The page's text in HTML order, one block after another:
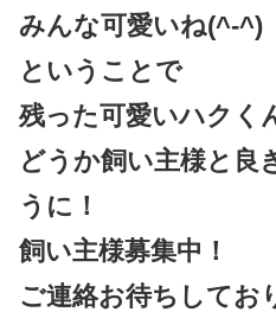
みんな可愛いね(^-^)
ということで
残った可愛いハクく
どうか飼い主様と良
うに！
飼い主様募集中！
ご連絡お待ちしてお